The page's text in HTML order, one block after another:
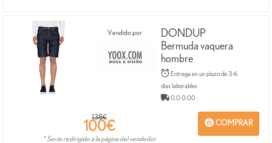
Vendido por
DONDUP
Bermuda vaquera
hombre
Entrega en un plazo de 3-6
días laborables
0.0 0.00
COMPRAR
138€
100€
* Serás redirigido a la página del vendedor